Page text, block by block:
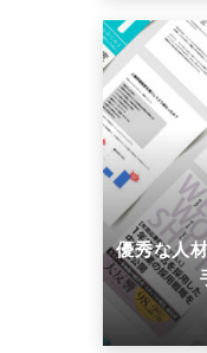
優秀な人